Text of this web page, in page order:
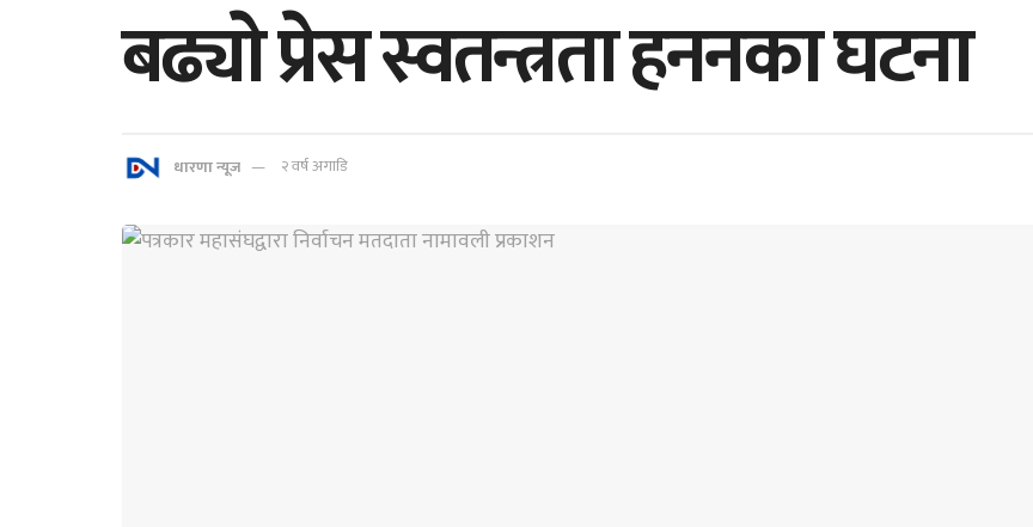
बढ्याे प्रेस स्वतन्त्रता हननका घटना
धारणा न्यूज २ वर्ष अगाडि